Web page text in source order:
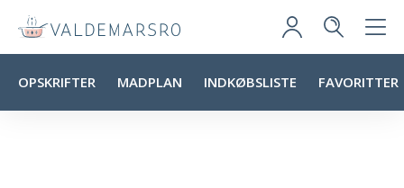
OPSKRIFTER MADPLAN INDKØBSLISTE FAVORITTER